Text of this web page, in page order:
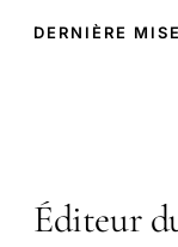
DERNIÈRE
Éditeur